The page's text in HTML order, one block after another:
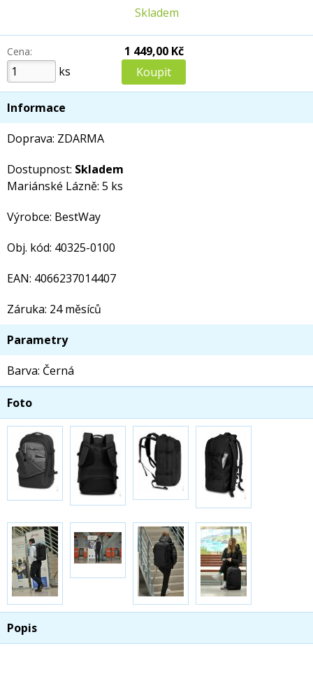
Skladem
Cena:
ks
1 449,00 Kč
Informace
Doprava: ZDARMA
Dostupnost: Skladem
Mariánské Lázně: 5 ks
Výrobce: BestWay
Obj. kód: 40325-0100
EAN: 4066237014407
Záruka: 24 měsíců
Parametry
Barva: Černá
Foto
Popis